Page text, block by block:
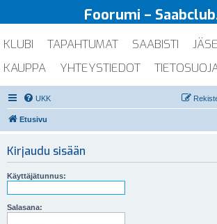
Foorumi –
KLUBI TAPAHTUMAT SAABISTI
KAUPPA
YHTEYSTIEDOT
UKK
Etusivu
Kirjaudu sisään
Käyttäjätunnus:
Salasana: